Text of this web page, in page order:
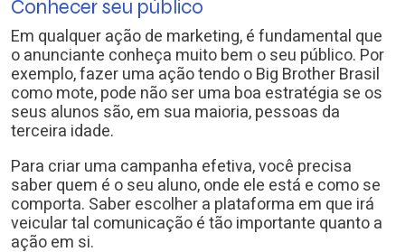
Conhecer seu público
Em qualquer ação de marketing, é fundamental que
o anunciante conheça muito bem o seu público. Por
exemplo, fazer uma ação tendo o Big Brother Brasil
como mote, pode não ser uma boa estratégia se os
seus alunos são, em sua maioria, pessoas da
terceira idade.
Para criar uma campanha efetiva, você precisa
saber quem é o seu aluno, onde ele está e como se
comporta. Saber escolher a plataforma em que irá
veicular tal comunicação é tão importante quanto a
ação em si.